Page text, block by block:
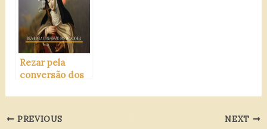
Rezar pela
conversão dos
PREVIOUS NEXT